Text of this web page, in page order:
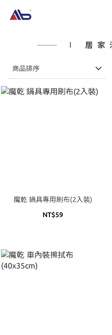
∣ 居家
商品排序
魔乾 鍋具專用刷布(2入裝)
NT$59